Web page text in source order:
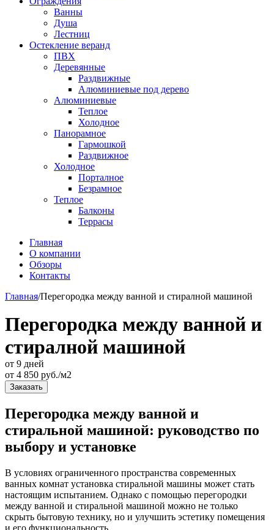
Ванны
Душа
Лестниц
Остекление веранд
ПВХ
Деревянные
Раздвижные
Алюминиевые под дерево
Алюминиевые
Теплое
Холодное
Панорамное
Гармошкой
Раздвижное
Холодное
Порталное
Безрамное
Теплое
Балконы
Террасы
Главная
О компании
Обзоры
Контакты
Главная/Перегородка между ванной и стиралной машиной
Перегородка между ванной и
стиралной машиной
от 9 дней
от 4 850 руб./м2
Заказать
Перегородка между ванной и
стиральной машиной: руководство по
выбору и установке
В условиях ограниченного пространства современных
ванных комнат установка стиральной машины может стать
настоящим испытанием. Однако с помощью перегородки
между ванной и стиральной машиной можно не только
скрыть бытовую технику, но и улучшить эстетику помещения
и его функциональность.